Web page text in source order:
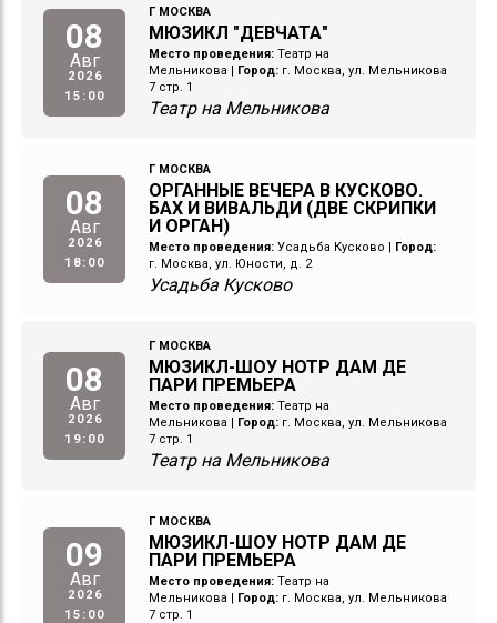
08
Авг
2026
15:00
Г МОСКВА
МЮЗИКЛ "ДЕВЧАТА"
Место проведения: Театр на
Мельникова | Город: г. Москва, ул. Мельникова
7 стр. 1
Театр на Мельникова
08
Авг
2026
18:00
Г МОСКВА
ОРГАННЫЕ ВЕЧЕРА В КУСКОВО.
БАХ И ВИВАЛЬДИ (ДВЕ СКРИПКИ
И ОРГАН)
Место проведения: Усадьба Кусково | Город:
г. Москва, ул. Юности, д. 2
Усадьба Кусково
08
Авг
2026
19:00
Г МОСКВА
МЮЗИКЛ-ШОУ НОТР ДАМ ДЕ
ПАРИ ПРЕМЬЕРА
Место проведения: Театр на
Мельникова | Город: г. Москва, ул. Мельникова
7 стр. 1
Театр на Мельникова
09
Авг
2026
15:00
Г МОСКВА
МЮЗИКЛ-ШОУ НОТР ДАМ ДЕ
ПАРИ ПРЕМЬЕРА
Место проведения: Театр на
Мельникова | Город: г. Москва, ул. Мельникова
7 стр. 1